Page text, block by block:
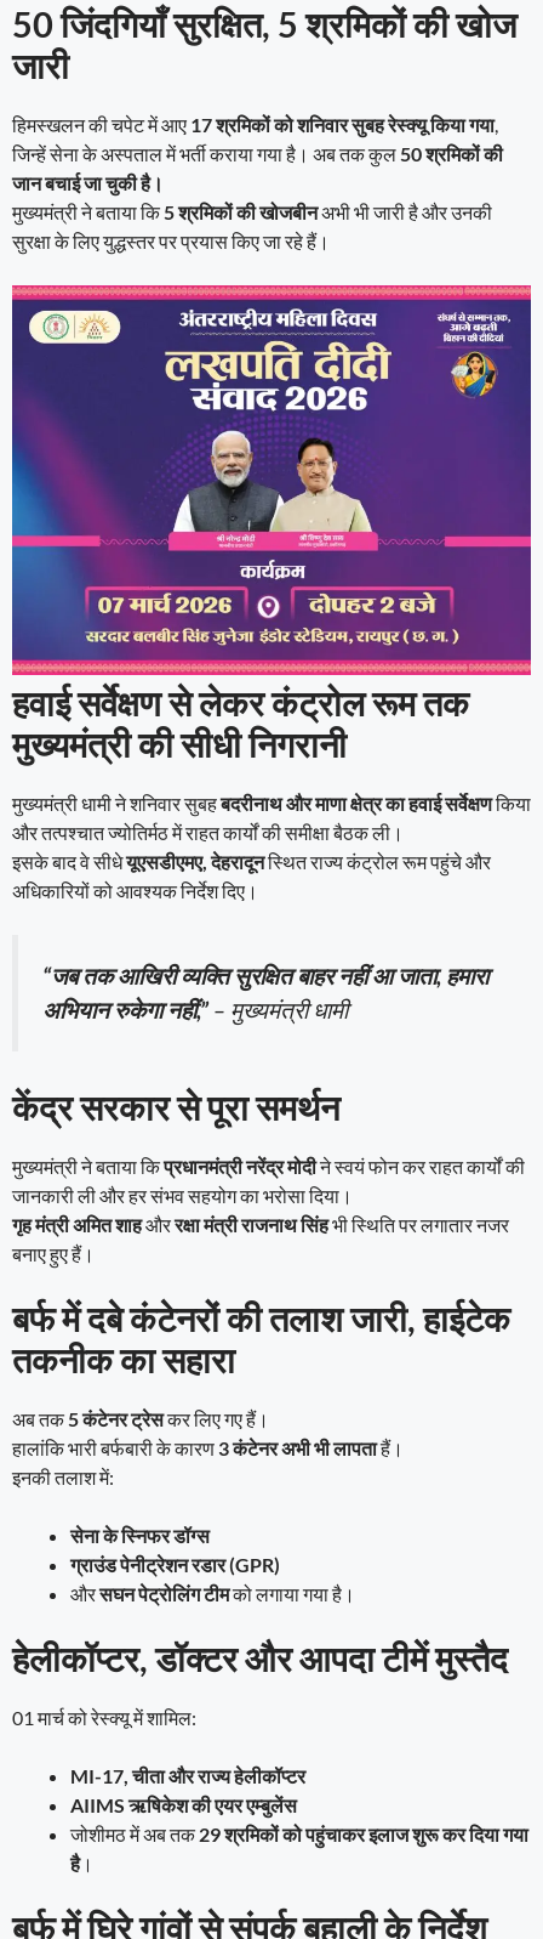
50 जिंदगियाँ सुरक्षित, 5 श्रमिकों की खोज
जारी
हिमस्खलन की चपेट में आए 17 श्रमिकों को शनिवार सुबह रेस्क्यू किया गया,
जिन्हें सेना के अस्पताल में भर्ती कराया गया है। अब तक कुल50 श्रमिकों की
जान बचाई जा चुकी है।
मुख्यमंत्री ने बताया कि5 श्रमिकों की खोजबीनअभी भी जारी है और उनकी
सुरक्षा के लिए युद्धस्तर पर प्रयास किए जा रहे हैं।
हवाई सर्वेक्षण से लेकर कंट्रोल रूम तक
मुख्यमंत्री की सीधी निगरानी
मुख्यमंत्री धामी ने शनिवार सुबहबदरीनाथ और माणा क्षेत्र का हवाई सर्वेक्षणकिया
और तत्पश्चात ज्योतिर्मठ में राहत कार्यों की समीक्षा बैठक ली।
इसके बाद वे सीधेयूएसडीएमए, देहरादूनस्थित राज्य कंट्रोल रूम पहुंचे और
अधिकारियों को आवश्यक निर्देश दिए।
“जब तक आखिरी व्यक्ति सुरक्षित बाहर नहीं आ जाता, हमारा
अभियान रुकेगा नहीं,”– मुख्यमंत्री धामी
केंद्र सरकार से पूरा समर्थन
मुख्यमंत्री ने बताया किप्रधानमंत्री नरेंद्र मोदीने स्वयं फोन कर राहत कार्यों की
जानकारी ली और हर संभव सहयोग का भरोसा दिया।
गृह मंत्री अमित शाहऔररक्षा मंत्री राजनाथ सिंहभी स्थिति पर लगातार नजर
बनाए हुए हैं।
बर्फ में दबे कंटेनरों की तलाश जारी, हाईटेक
तकनीक का सहारा
अब तक5 कंटेनर ट्रेसकर लिए गए हैं।
हालांकि भारी बर्फबारी के कारण 3 कंटेनर अभी भी लापताहैं।
इनकी तलाश में:
सेना के स्निफर डॉग्स
ग्राउंड पेनीट्रेशन रडार (GPR)
औरसघन पेट्रोलिंग टीमको लगाया गया है।
हेलीकॉप्टर, डॉक्टर और आपदा टीमें मुस्तैद
01 मार्च को रेस्क्यू में शामिल:
MI-17, चीता और राज्य हेलीकॉप्टर
AIIMS ऋषिकेश की एयर एम्बुलेंस
जोशीमठ में अब तक29 श्रमिकों को पहुंचाकर इलाज शुरू कर दिया गया
है।
बर्फ में घिरे गांवों से संपर्क बहाली के निर्देश